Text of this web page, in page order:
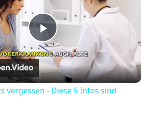
Play
Video
vergessen - Diese 5 Infos sind